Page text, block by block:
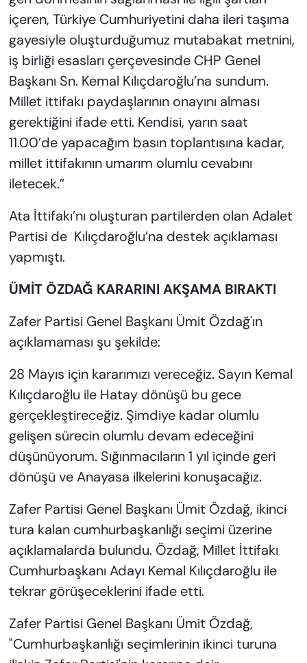
içeren, Türkiye Cumhuriyetini daha ileri taşıma
gayesiyle oluşturduğumuz mutabakat metnini,
iş birliği esasları çerçevesinde CHP Genel
Başkanı Sn. Kemal Kılıçdaroğlu’na sundum.
Millet ittifakı paydaşlarının onayını alması
gerektiğini ifade etti. Kendisi, yarın saat
11.00’de yapacağım basın toplantısına kadar,
millet ittifakının umarım olumlu cevabını
iletecek.”
Ata İttifakı’nı oluşturan partilerden olan Adalet
Partisi de Kılıçdaroğlu’na destek açıklaması
yapmıştı.
ÜMİT ÖZDAĞ KARARINI AKŞAMA BIRAKTI
Zafer Partisi Genel Başkanı Ümit Özdağ'ın
açıklamaması şu şekilde:
28 Mayıs için kararımızı vereceğiz. Sayın Kemal
Kılıçdaroğlu ile Hatay dönüşü bu gece
gerçekleştireceğiz. Şimdiye kadar olumlu
gelişen sürecin olumlu devam edeceğini
düşünüyorum. Sığınmacıların 1 yıl içinde geri
dönüşü ve Anayasa ilkelerini konuşacağız.
Zafer Partisi Genel Başkanı Ümit Özdağ, ikinci
tura kalan cumhurbaşkanlığı seçimi üzerine
açıklamalarda bulundu. Özdağ, Millet İttifakı
Cumhurbaşkanı Adayı Kemal Kılıçdaroğlu ile
tekrar görüşeceklerini ifade etti.
Zafer Partisi Genel Başkanı Ümit Özdağ,
"Cumhurbaşkanlığı seçimlerinin ikinci turuna